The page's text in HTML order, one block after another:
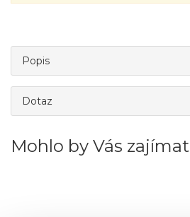
Popis
Dotaz
Mohlo by Vás zajímat